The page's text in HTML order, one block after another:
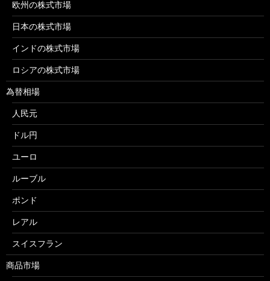
欧州の株式市場
日本の株式市場
インドの株式市場
ロシアの株式市場
為替相場
人民元
ドル円
ユーロ
ルーブル
ポンド
レアル
スイスフラン
商品市場